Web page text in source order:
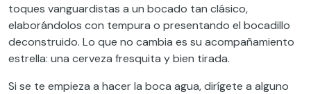
toques vanguardistas a un bocado tan clásico,
elaborándolos con tempura o presentando el bocadillo
deconstruido. Lo que no cambia es su acompañamiento
estrella: una cerveza fresquita y bien tirada.
Si se te empieza a hacer la boca agua, dirígete a alguno